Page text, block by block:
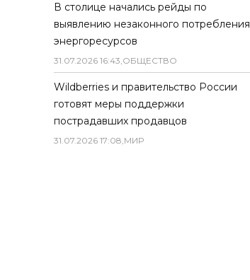
В столице начались рейды по
выявлению незаконного потребления
энергоресурсов
31.07.2026 16:43,ОБЩЕСТВО
Wildberries и правительство России
готовят меры поддержки
пострадавших продавцов
31.07.2026 17:08,МИР